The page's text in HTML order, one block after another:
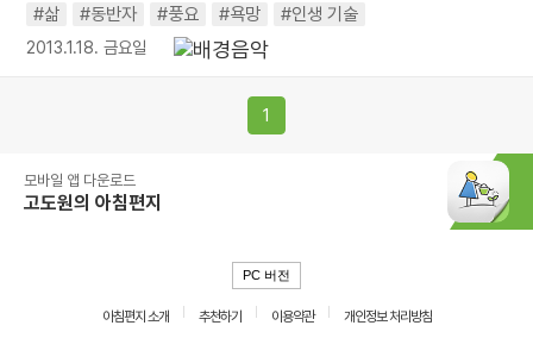
#삶 #동반자 #풍요 #욕망 #인생 기술
2013.1.18. 금요일
1
모바일 앱 다운로드
고도원의 아침편지
PC 버전
아침편지 소개 추천하기 이용약관
개인정보 처리방침